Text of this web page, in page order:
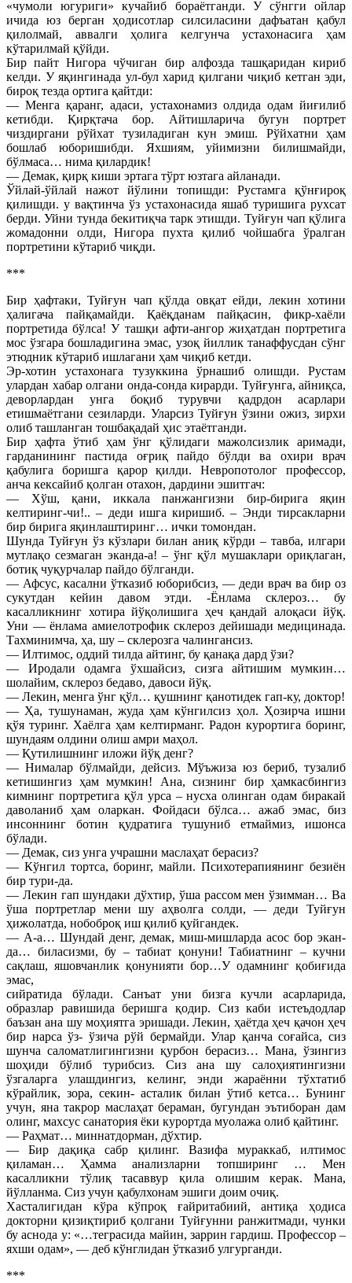
«чумоли югуриги» кучайиб бораётганди. У сўнгги ойлар
ичида юз берган ҳодисотлар силсиласини дафъатан қабул
қилолмай, аввалги ҳолига келгунча устахонасига ҳам
кўтарилмай қўйди.
Бир пайт Нигора чўчиган бир алфозда ташқаридан кириб
келди. У яқингинада ул-бул харид қилгани чиқиб кетган эди,
бироқ тезда ортига қайтди:
— Менга қаранг, адаси, устахонамиз олдида одам йиғилиб
кетибди. Қирқтача бор. Айтишларича бугун портрет
чиздиргани рўйхат тузиладиган кун эмиш. Рўйхатни ҳам
бошлаб юборишибди. Яхшиям, уйимизни билишмайди,
бўлмаса… нима қилардик!
— Демак, қирқ киши эртага тўрт юзтага айланади.
Ўйлай-ўйлай нажот йўлини топишди: Рустамга қўнғироқ
қилишди. у вақтинча ўз устахонасида яшаб туришига рухсат
берди. Уйни тунда бекитиқча тарк этишди. Туйғун чап қўлига
жомадонни олди, Нигора пухта қилиб чойшабга ўралган
портретини кўтариб чиқди.
***
Бир ҳафтаки, Туйғун чап қўлда овқат ейди, лекин хотини
ҳалигача пайқамайди. Қаёқданам пайқасин, фикр-хаёли
портретида бўлса! У ташқи афти-ангор жиҳатдан портретига
мос ўзгара бошладигина эмас, узоқ йиллик танаффусдан сўнг
этюдник кўтариб ишлагани ҳам чиқиб кетди.
Эр-хотин устахонага тузуккина ўрнашиб олишди. Рустам
улардан хабар олгани онда-сонда кирарди. Туйғунга, айниқса,
деворлардан унга боқиб турувчи қадрдон асарлари
етишмаётгани сезиларди. Уларсиз Туйғун ўзини ожиз, зирхи
олиб ташланган тошбақадай ҳис этаётганди.
Бир ҳафта ўтиб ҳам ўнг қўлидаги мажолсизлик аримади,
гарданининг пастида оғриқ пайдо бўлди ва охири врач
қабулига боришга қарор қилди. Невропотолог профессор,
анча кексайиб қолган отахон, дардини эшитгач:
— Хўш, қани, иккала панжангизни бир-бирига яқин
келтиринг-чи!.. – деди ишга киришиб. – Энди тирсакларни
бир бирига яқинлаштиринг… ички томондан.
Шунда Туйғун ўз кўзлари билан аниқ кўрди – тавба, илгари
мутлақо сезмаган эканда-а! – ўнг қўл мушаклари ориқлаган,
ботиқ чуқурчалар пайдо бўлганди.
— Афсус, касални ўтказиб юборибсиз, — деди врач ва бир оз
сукутдан кейин давом этди. -Ёнлама склероз… бу
касалликнинг хотира йўқолишига ҳеч қандай алоқаси йўқ.
Уни — ёнлама амиелотрофик склероз дейишади медицинада.
Тахминимча, ҳа, шу – склерозга чалингансиз.
— Илтимос, оддий тилда айтинг, бу қанақа дард ўзи?
— Иродали одамга ўхшайсиз, сизга айтишим мумкин…
шолайим, склероз бедаво, давоси йўқ.
— Лекин, менга ўнг қўл… қушнинг қанотидек гап-ку, доктор!
— Ҳа, тушунаман, жуда ҳам кўнгилсиз ҳол. Ҳозирча ишни
қўя туринг. Хаёлга ҳам келтирманг. Радон курортига боринг,
шундаям олдини олиш амри маҳол.
— Қутилишнинг иложи йўқ денг?
— Нималар бўлмайди, дейсиз. Мўъжиза юз бериб, тузалиб
кетишингиз ҳам мумкин! Ана, сизнинг бир ҳамкасбингиз
кимнинг портретига қўл урса – нусха олинган одам биракай
даволаниб ҳам оларкан. Фойдаси бўлса… ажаб эмас, биз
инсоннинг ботин қудратига тушуниб етмаймиз, ишонса
бўлади.
— Демак, сиз унга учрашни маслаҳат берасиз?
— Кўнгил тортса, боринг, майли. Психотерапиянинг безиён
бир тури-да.
— Лекин гап шундаки дўхтир, ўша рассом мен ўзимман… Ва
ўша портретлар мени шу аҳволга солди, — деди Туйғун
ҳижолатда, нобоброқ иш қилиб қуйгандек.
— А-а… Шундай денг, демак, миш-мишларда асос бор экан-
да… биласизми, бу – табиат қонуни! Табиатнинг – кучни
сақлаш, яшовчанлик қонунияти бор…У одамнинг қобиғида
эмас,
сийратида бўлади. Санъат уни бизга кучли асарларида,
образлар равишида беришга қодир. Сиз каби истеъдодлар
баъзан ана шу моҳиятга эришади. Лекин, ҳаётда ҳеч қачон ҳеч
бир нарса ўз- ўзича рўй бермайди. Улар қанча соғайса, сиз
шунча саломатлигингизни қурбон берасиз… Мана, ўзингиз
шоҳиди бўлиб турибсиз. Сиз ана шу салоҳиятингизни
ўзгаларга улашдингиз, келинг, энди жараённи тўхтатиб
кўрайлик, зора, секин- асталик билан ўтиб кетса… Бунинг
учун, яна такрор маслаҳат бераман, бугундан эътиборан дам
олинг, махсус санатория ёки курортда муолажа олиб қайтинг.
— Раҳмат… миннатдорман, дўхтир.
— Бир дақиқа сабр қилинг. Вазифа мураккаб, илтимос
қиламан… Ҳамма анализларни топширинг … Мен
касалликни тўлиқ тасаввур қила олишим керак. Мана,
йўлланма. Сиз учун қабулхонам эшиги доим очиқ.
Хасталигидан кўра кўпроқ ғайритабиий, антиқа ҳодиса
докторни қизиқтириб қолгани Туйғунни ранжитмади, чунки
бу аснода у: «…теграсида майин, заррин гардиш. Профессор –
яхши одам», — деб кўнглидан ўтказиб улгурганди.
***